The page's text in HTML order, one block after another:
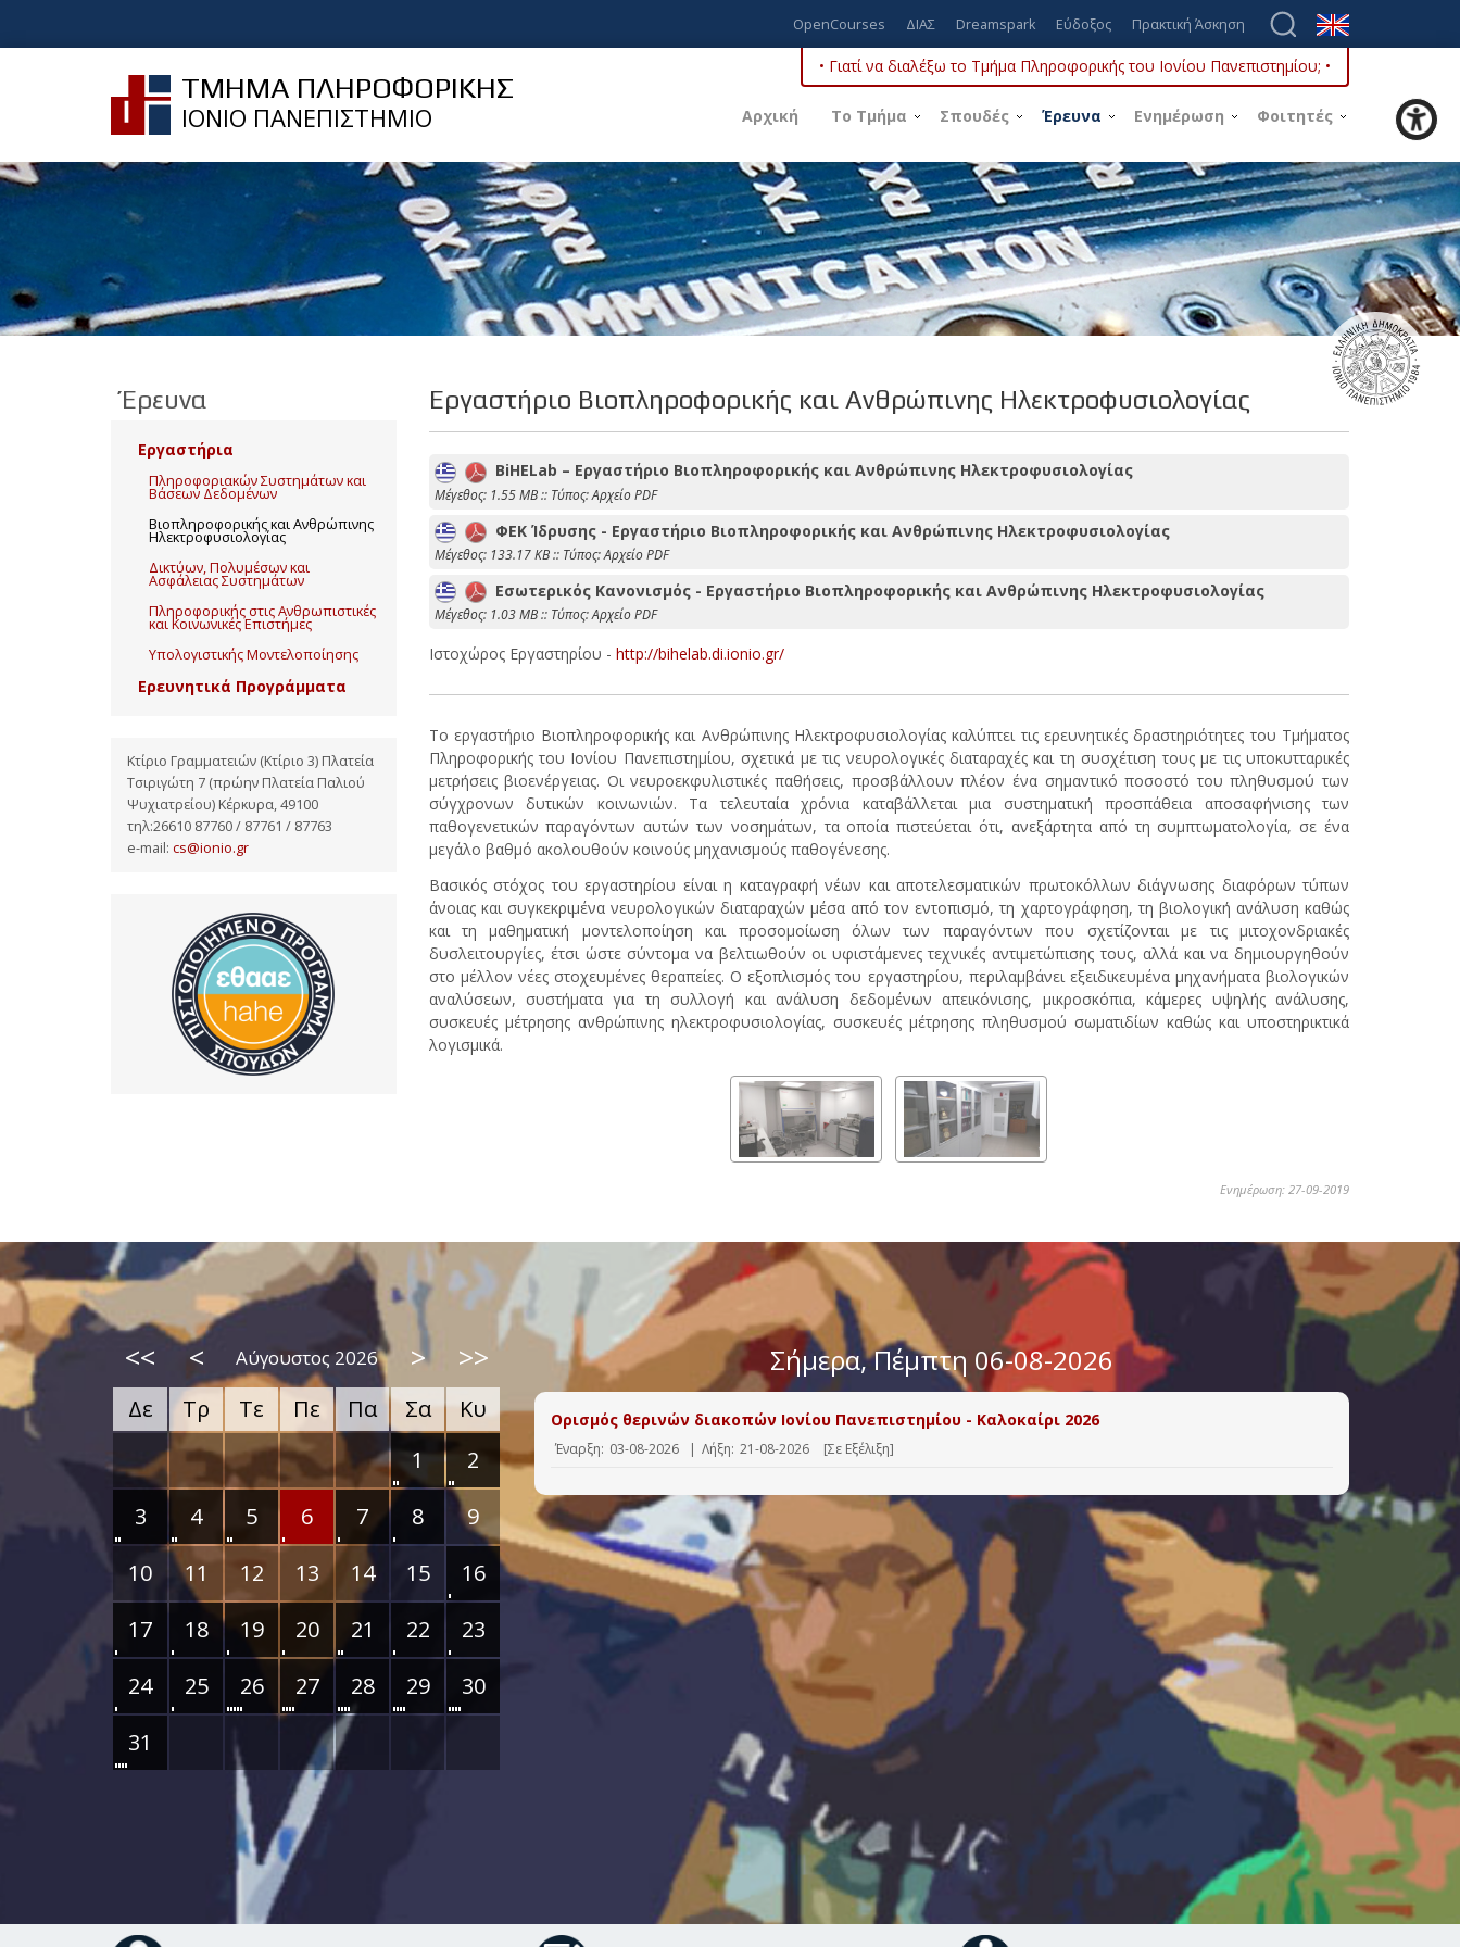
OpenCourses ΔΙΑΣ Dreamspark Εύδοξος Πρακτική Άσκηση
ΤΜΗΜΑ ΠΛΗΡΟΦΟΡΙΚΗΣ
ΙΟΝΙΟ ΠΑΝΕΠΙΣΤΗΜΙΟ
• Γιατί να διαλέξω το Τμήμα Πληροφορικής του Ιονίου Πανεπιστημίου; •
Αρχική Το Τμήμα Σπουδές Έρευνα Ενημέρωση Φοιτητές
Εργαστήριο Βιοπληροφορικής και Ανθρώπινης Ηλεκτροφυσιολογίας
BiHELab – Εργαστήριο Βιοπληροφορικής και Ανθρώπινης Ηλεκτροφυσιολογίας
Mέγεθος: 1.55 MB :: Τύπος: Αρχείο PDF
ΦΕΚ Ίδρυσης - Εργαστήριο Βιοπληροφορικής και Ανθρώπινης Ηλεκτροφυσιολογίας
Mέγεθος: 133.17 KB :: Τύπος: Αρχείο PDF
Εσωτερικός Κανονισμός - Εργαστήριο Βιοπληροφορικής και Ανθρώπινης Ηλεκτροφυσιολογίας
Mέγεθος: 1.03 MB :: Τύπος: Αρχείο PDF
Ιστοχώρος Εργαστηρίου - http://bihelab.di.ionio.gr/
Το εργαστήριο Βιοπληροφορικής και Ανθρώπινης Ηλεκτροφυσιολογίας καλύπτει τις ερευνητικές δραστηριότητες του Τμήματος
Πληροφορικής του Ιονίου Πανεπιστημίου, σχετικά με τις νευρολογικές διαταραχές και τη συσχέτιση τους με τις υποκυτταρικές
μετρήσεις βιοενέργειας. Οι νευροεκφυλιστικές παθήσεις, προσβάλλουν πλέον ένα σημαντικό ποσοστό του πληθυσμού των
σύγχρονων δυτικών κοινωνιών. Τα τελευταία χρόνια καταβάλλεται μια συστηματική προσπάθεια αποσαφήνισης των
παθογενετικών παραγόντων αυτών των νοσημάτων, τα οποία πιστεύεται ότι, ανεξάρτητα από τη συμπτωματολογία, σε ένα
μεγάλο βαθμό ακολουθούν κοινούς μηχανισμούς παθογένεσης.
Βασικός στόχος του εργαστηρίου είναι η καταγραφή νέων και αποτελεσματικών πρωτοκόλλων διάγνωσης διαφόρων τύπων
άνοιας και συγκεκριμένα νευρολογικών διαταραχών μέσα από τον εντοπισμό, τη χαρτογράφηση, τη βιολογική ανάλυση καθώς
και τη μαθηματική μοντελοποίηση και προσομοίωση όλων των παραγόντων που σχετίζονται με τις μιτοχονδριακές
δυσλειτουργίες, έτσι ώστε σύντομα να βελτιωθούν οι υφιστάμενες τεχνικές αντιμετώπισης τους, αλλά και να δημιουργηθούν
στο μέλλον νέες στοχευμένες θεραπείες. Ο εξοπλισμός του εργαστηρίου, περιλαμβάνει εξειδικευμένα μηχανήματα βιολογικών
αναλύσεων, συστήματα για τη συλλογή και ανάλυση δεδομένων απεικόνισης, μικροσκόπια, κάμερες υψηλής ανάλυσης,
συσκευές μέτρησης ανθρώπινης ηλεκτροφυσιολογίας, συσκευές μέτρησης πληθυσμού σωματιδίων καθώς και υποστηρικτικά
λογισμικά.
Ενημέρωση: 27-09-2019
Έρευνα
Εργαστήρια
Πληροφοριακών Συστημάτων και
Βάσεων Δεδομένων
Βιοπληροφορικής και Ανθρώπινης
Ηλεκτροφυσιολογίας
Δικτύων, Πολυμέσων και
Ασφάλειας Συστημάτων
Πληροφορικής στις Ανθρωπιστικές
και Κοινωνικές Επιστήμες
Υπολογιστικής Μοντελοποίησης
Ερευνητικά Προγράμματα
Κτίριο Γραμματειών (Κτίριο 3) Πλατεία
Τσιριγώτη 7 (πρώην Πλατεία Παλιού
Ψυχιατρείου) Κέρκυρα, 49100
τηλ:26610 87760 / 87761 / 87763
e-mail: cs@ionio.gr
<< < Αύγουστος 2026 > >>
Δε Τρ Τε Πε Πα Σα
Κυ
1
2
3
4 5 6 7 8
9
10
11 12 13 14 15
16
17
18 19 20 21 22
23
24
25 26 27 28 29
30
31
Σήμερα, Πέμπτη 06-08-2026
Ορισμός θερινών διακοπών Ιονίου Πανεπιστημίου - Καλοκαίρι 2026
Έναρξη: 03-08-2026 | Λήξη: 21-08-2026 [Σε Εξέλιξη]